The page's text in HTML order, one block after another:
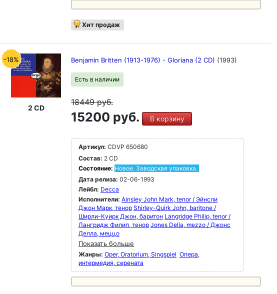
Хит продаж
-18%
2 CD
Benjamin Britten (1913-1976) - Gloriana (2 CD) (1993)
Есть в наличии
18449руб.
15200 руб. В корзину
Артикул: CDVP 650680
Состав: 2 CD
Состояние: Новое. Заводская упаковка.
Дата релиза: 02-06-1993
Лейбл: Decca
Исполнители: Ainsley John Mark, tenor / Эйнсли
Джон Марк, тенор Shirley-Quirk John, baritone /
Ширли-Куирк Джон, баритон Langridge Philip, tenor /
Лангридж Филип, тенор Jones Della, mezzo / Джонс
Делла, меццо
Показать больше
Жанры: Oper, Oratorium, Singspiel Опера,
интермедия, серената